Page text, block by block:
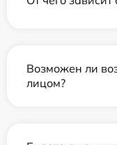
Возможен ли
лицом?